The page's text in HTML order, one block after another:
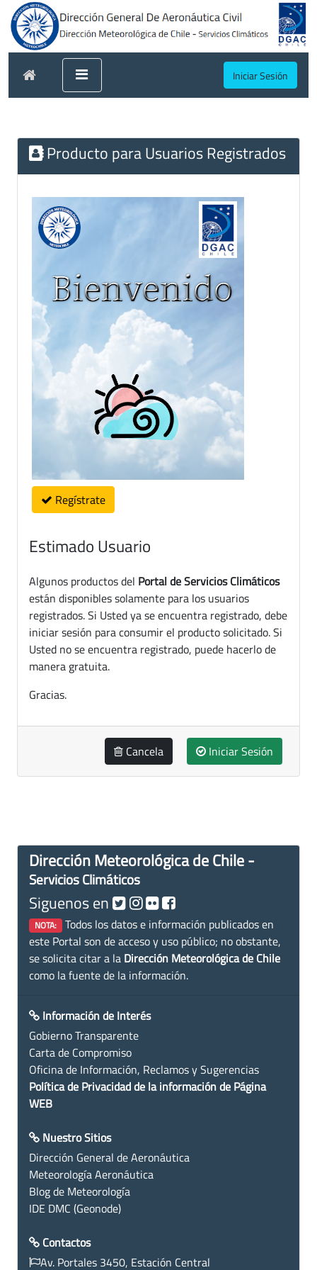
Iniciar Sesión
Producto para Usuarios Registrados
Regístrate
Estimado Usuario
Algunos productos del Portal de Servicios Climáticos
están disponibles solamente para los usuarios
registrados. Si Usted ya se encuentra registrado, debe
iniciar sesión para consumir el producto solicitado. Si
Usted no se encuentra registrado, puede hacerlo de
manera gratuita.
Gracias.
Cancela Iniciar Sesión
Dirección Meteorológica de Chile -
Servicios Climáticos
Siguenos en
NOTA: Todos los datos e información publicados en
este Portal son de acceso y uso público; no obstante,
se solicita citar a la Dirección Meteorológica de Chile
como la fuente de la información.
Información de Interés
Gobierno Transparente
Carta de Compromiso
Oficina de Información, Reclamos y Sugerencias
Política de Privacidad de la información de Página
WEB
Nuestro Sitios
Dirección General de Aeronáutica
Meteorología Aeronáutica
Blog de Meteorología
IDE DMC (Geonode)
Contactos
Av. Portales 3450, Estación Central